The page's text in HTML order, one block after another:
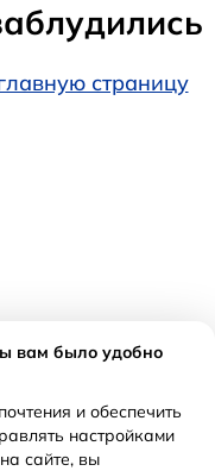
страницу
вам было удобно
и обеспечить
настройками
сайте, вы